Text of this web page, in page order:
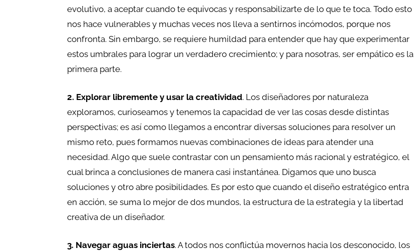
evolutivo, a aceptar cuando te equivocas y responsabilizarte de lo que te toca. Todo esto
nos hace vulnerables y muchas veces nos lleva a sentirnos incómodos, porque nos
confronta. Sin embargo, se requiere humildad para entender que hay que experimentar
estos umbrales para lograr un verdadero crecimiento; y para nosotras, ser empático es la
primera parte.
2. Explorar libremente y usar la creatividad. Los diseñadores por naturaleza
exploramos, curioseamos y tenemos la capacidad de ver las cosas desde distintas
perspectivas; es así como llegamos a encontrar diversas soluciones para resolver un
mismo reto, pues formamos nuevas combinaciones de ideas para atender una
necesidad. Algo que suele contrastar con un pensamiento más racional y estratégico, el
cual brinca a conclusiones de manera casi instantánea. Digamos que uno busca
soluciones y otro abre posibilidades. Es por esto que cuando el diseño estratégico entra
en acción, se suma lo mejor de dos mundos, la estructura de la estrategia y la libertad
creativa de un diseñador.
3. Navegar aguas inciertas. A todos nos conflictúa movernos hacia los desconocido, los